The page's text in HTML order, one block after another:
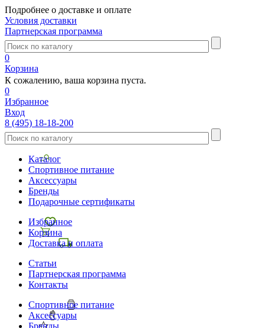
Подробнее о доставке и оплате
Условия доставки
Партнерская программа
0
Корзина
К сожалению, ваша корзина пуста.
0
Избранное
Вход
8 (495) 18-18-200
Каталог
Спортивное питание
Аксессуары
Бренды
Подарочные сертификаты
Избранное
Корзина
Доставка и оплата
Статьи
Партнерская программа
Контакты
Спортивное питание
Аксессуары
Бренды